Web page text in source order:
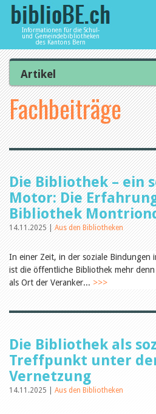
Informationen für die Schul-
und Gemeindebibliotheken
des Kantons Bern
Home
News und Fachbeiträge
Bibliotheken
Agenda
Dienstleistungen
biblioBE nutzen
Artikel
Zur Artikelübersicht
Lesenswert
Gut bewertet
Kategorien
Aus dem Amt für Kultur
Aus der Kommission
Aus den Bibliotheken
Organisation
Raum und Infrastruktur
Bestand
Benutzung
Finanzen
Personal
Qualitätsmanagement
Recht und Politik
Öffentlichkeitsarbeit
Leseförderung
Tags
Aus- und Weiterbildung
Veranstaltungen
Kinder- und Jugendmedien
Bibliothek und Schule
Fachbeiträge
Die Bibliothek – ein
Motor: Die
Bibliothek
14.11.2025 |Aus den Bibliotheken
In einer Zeit, in der soziale Bindungen
ist die öffentliche Bibliothek mehr
als Ort der Veranker... >>>
Die Bibliothek als
Treffpunkt unter
Vernetzung
14.11.2025 | Aus den Bibliotheken